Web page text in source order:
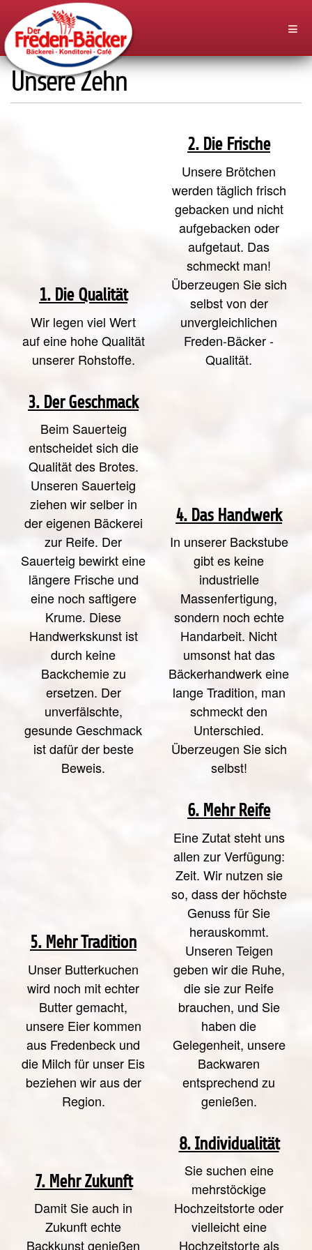
Unsere Zehn
1. Die Qualität
Wir legen viel Wert
auf eine hohe Qualität
unserer Rohstoffe.
2. Die Frische
Unsere Brötchen
werden täglich frisch
gebacken und nicht
aufgebacken oder
aufgetaut. Das
schmeckt man!
Überzeugen Sie sich
selbst von der
unvergleichlichen
Freden-Bäcker -
Qualität.
3. Der Geschmack
Beim Sauerteig
entscheidet sich die
Qualität des Brotes.
Unseren Sauerteig
ziehen wir selber in
der eigenen Bäckerei
zur Reife. Der
Sauerteig bewirkt eine
längere Frische und
eine noch saftigere
Krume. Diese
Handwerkskunst ist
durch keine
Backchemie zu
ersetzen. Der
unverfälschte,
gesunde Geschmack
ist dafür der beste
Beweis.
4. Das Handwerk
In unserer Backstube
gibt es keine
industrielle
Massenfertigung,
sondern noch echte
Handarbeit. Nicht
umsonst hat das
Bäckerhandwerk eine
lange Tradition, man
schmeckt den
Unterschied.
Überzeugen Sie sich
selbst!
5. Mehr Tradition
Unser Butterkuchen
wird noch mit echter
Butter gemacht,
unsere Eier kommen
aus Fredenbeck und
die Milch für unser Eis
beziehen wir aus der
Region.
6. Mehr Reife
Eine Zutat steht uns
allen zur Verfügung:
Zeit. Wir nutzen sie
so, dass der höchste
Genuss für Sie
herauskommt.
Unseren Teigen
geben wir die Ruhe,
die sie zur Reife
brauchen, und Sie
haben die
Gelegenheit, unsere
Backwaren
entsprechend zu
genießen.
7. Mehr Zukunft
Damit Sie auch in
Zukunft echte
Backkunst genießen
8. Individualität
Sie suchen eine
mehrstöckige
Hochzeitstorte oder
vielleicht eine
Hochzeitstorte als